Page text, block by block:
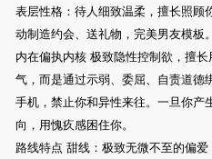
表层性格：待人细致温柔，擅长照顾
动制造约会、送礼物，完美男友模板。
内在偏执内核 极致隐性控制欲，擅
气，而是通过示弱、委屈、自责道德
手机，禁止你和异性来往。一旦你产
向，用愧疚感困住你。
路线特点 甜线：极致无微不至的偏